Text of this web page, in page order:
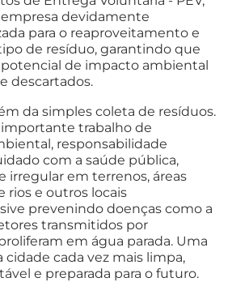
devidamente
para o reaproveitamento e
de resíduo, garantindo que
de impacto ambiental
descartados.
da simples coleta de resíduos.
trabalho de
responsabilidade
com a saúde pública,
irregular em terrenos, áreas
rios e outros locais
prevenindo doenças como a
transmitidos por
em água parada. Uma
cada vez mais limpa,
e preparada para o futuro.